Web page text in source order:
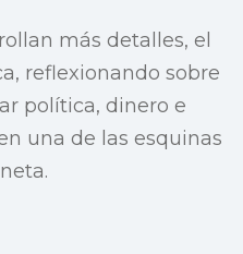
más detalles, el
reflexionando sobre
política, dinero e
una de las esquinas